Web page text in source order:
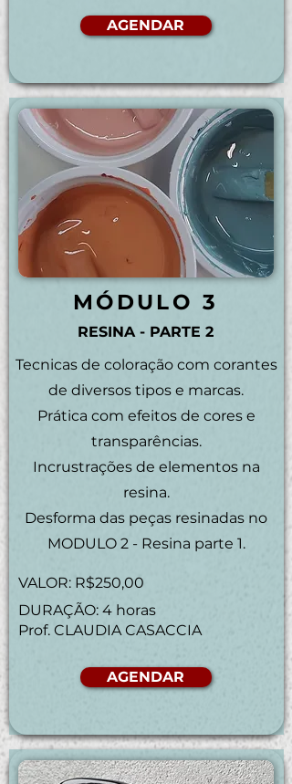
AGENDAR
MÓDULO 3
RESINA - PARTE 2
Tecnicas de coloração com corantes
de diversos tipos e marcas.
Prática com efeitos de cores e
transparências.
Incrustrações de elementos na
resina.
Desforma das peças resinadas no
MODULO 2 - Resina parte 1.
VALOR: R$250,00
DURAÇÃO: 4 horas
Prof. CLAUDIA CASACCIA
AGENDAR